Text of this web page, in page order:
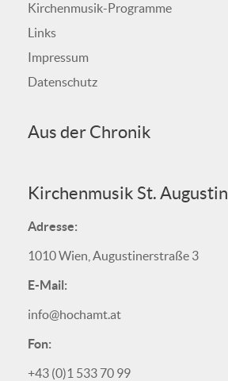
Kirchenmusik-Programme
Links
Impressum
Datenschutz
Aus der Chronik
Kirchenmusik St. Augustin
Adresse:
1010 Wien, Augustinerstraße 3
E-Mail:
info@hochamt.at
Fon:
+43 (0)1 533 70 99